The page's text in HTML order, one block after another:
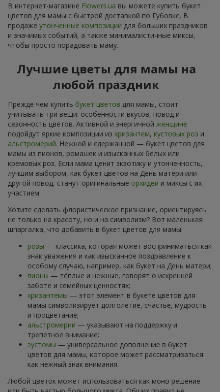
В интернет-магазине Flowers.ua вы можете купить букет
цветов для мамы с быстрой доставкой по Губовке. В
продаже утонченные композиции для больших праздников
и значимых событий, а также минималистичные миксы,
чтобы просто порадовать маму.
Лучшие цветы для мамы на
любой праздник
Прежде чем купить букет цветов для мамы, стоит
учитывать три вещи: особенности вкусов, повод и
сезонность цветов. Активной и энергичной женщине
подойдут яркие композиции из хризантем, кустовых роз и
альстромерий. Нежной и сдержанной — букет цветов для
мамы из пионов, ромашек и изысканных белых или
кремовых роз. Если мама ценит экзотику и утонченность,
лучшим выбором, как букет цветов на День матери или
другой повод, станут оригинальные орхидеи и миксы с их
участием.
Хотите сделать флористическое признание, ориентируясь
не только на красоту, но и на символизм? Вот маленькая
шпаргалка, что добавить в букет цветов для мамы:
розы — классика, которая может восприниматься как
знак уважения и как изысканное поздравление к
особому случаю, например, как букет на День матери;
пионы — тёплые и нежные, говорят о искренней
заботе и семейных ценностях;
хризантемы — этот элемент в букете цветов для
мамы символизирует долголетие, счастье, мудрость
и процветание;
альстромерии — указывают на поддержку и
трепетное внимание;
эустомы — универсальное дополнение в букет
цветов для мамы, которое может рассматриваться
как нежный знак внимания.
Любой цветок может использоваться как моно решение